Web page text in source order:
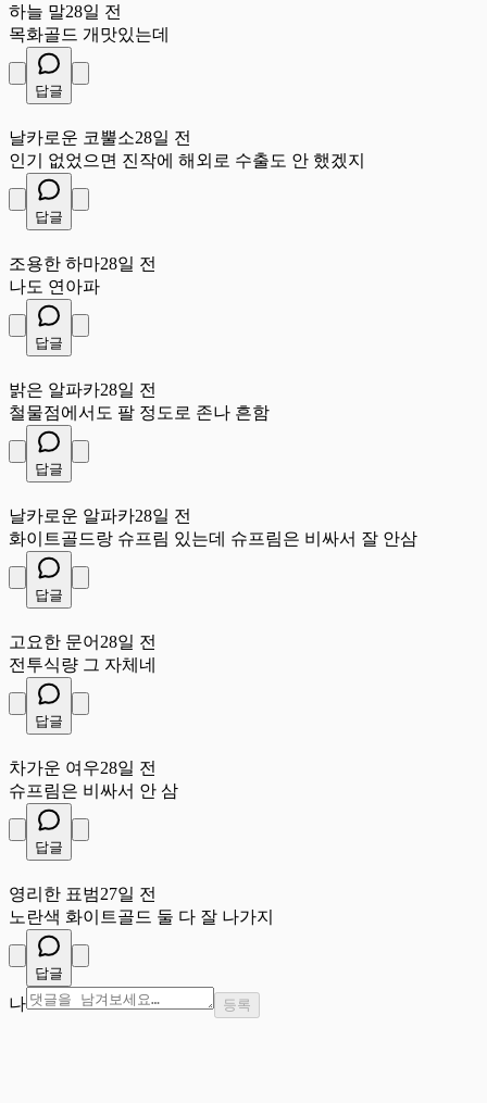
하늘 말28일 전
목화골드 개맛있는데
답글
날카로운 코뿔소28일 전
인기 없었으면 진작에 해외로 수출도 안 했겠지
답글
조용한 하마28일 전
나도 연아파
답글
밝은 알파카28일 전
철물점에서도 팔 정도로 존나 흔함
답글
날카로운 알파카28일 전
화이트골드랑 슈프림 있는데 슈프림은 비싸서 잘 안삼
답글
고요한 문어 28일 전
전투식량 그 자체네
답글
차가운 여우28일 전
슈프림은 비싸서 안 삼
답글
영리한 표범27일 전
노란색 화이트골드 둘 다 잘 나가지
답글
나 등록